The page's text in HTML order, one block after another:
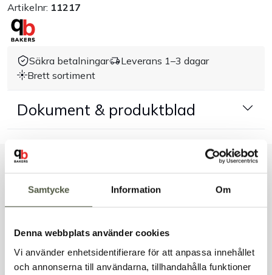
Samtycke Information Om
Denna webbplats använder cookies
Vi använder enhetsidentifierare för att anpassa innehållet
och annonserna till användarna, tillhandahålla funktioner
Varumärken
Om Bakers
Kundtjänst
Kontakt
Artikelnr: 11217
Säkra betalningar
Leverans 1–3 dagar
Brett sortiment
Dokument & produktblad
Liknande produkter
Andra kunder tittade även på